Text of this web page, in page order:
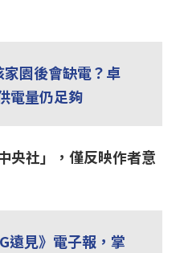
家園後會缺電？卓
電量仍足夠
央社」，僅反映作者意
遠見》電子報，掌